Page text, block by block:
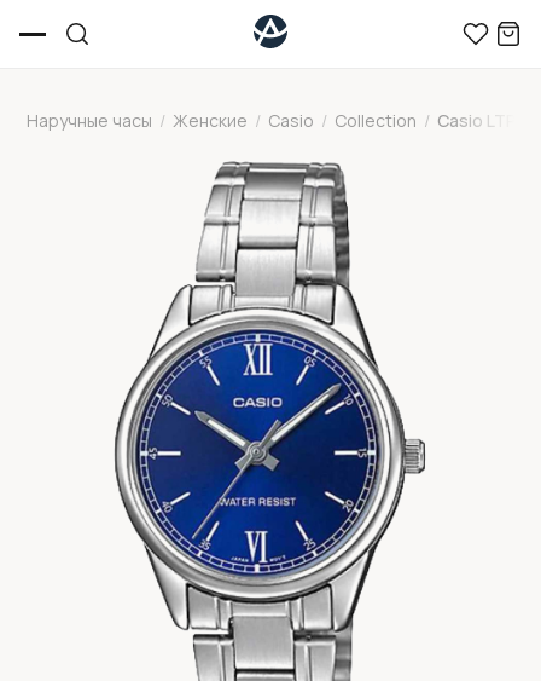
Наручные часы / Женские / Casio / Collection / Casio LTP-